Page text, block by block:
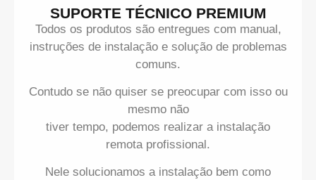
SUPORTE TÉCNICO PREMIUM
Todos os produtos são entregues com manual,
instruções de instalação e solução de problemas
comuns.
Contudo se não quiser se preocupar com isso ou
mesmo não
tiver tempo, podemos realizar a instalação
remota profissional.
Nele solucionamos a instalação bem como